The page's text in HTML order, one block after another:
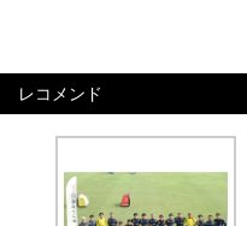
レコメンド